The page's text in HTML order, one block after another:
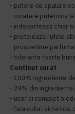
- putere de spalare
- curatare puternica
- indeparteaza chiar
- protejeaza rufele
- prospetime
- toleranta foarte
Continut curat
- 100% ingrediente
- 29% din
- usor si complet
- fara culori sintetice,